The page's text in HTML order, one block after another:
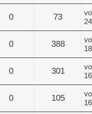
0 73
0 388
0 301
0 105